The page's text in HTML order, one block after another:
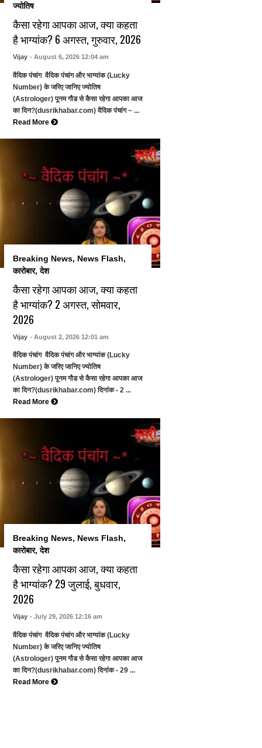
ज्योतिष
कैसा रहेगा आपका आज, क्या कहता
है भाग्यांक? 6 अगस्त, गुरुवार, 2026
Vijay - August 6, 2026 12:04 am
वैदिक पंचांग वैदिक पंचांग और भाग्यांक (Lucky
Number) के जरिए जानिए ज्योतिष
(Astrologer) पूनम गौड से कैसा रहेगा आपका आज
का दिन?(dusrikhabar.com) वैदिक पंचांग ~ ...
Read More
Breaking News, News Flash,
कारोबार,देश
कैसा रहेगा आपका आज, क्या कहता
है भाग्यांक? 2 अगस्त, सोमवार,
2026
Vijay - August 2, 2026 12:01 am
वैदिक पंचांग वैदिक पंचांग और भाग्यांक (Lucky
Number) के जरिए जानिए ज्योतिष
(Astrologer) पूनम गौड से कैसा रहेगा आपका आज
का दिन?(dusrikhabar.com) दिनांक - 2 ...
Read More
Breaking News, News Flash,
कारोबार,देश
कैसा रहेगा आपका आज, क्या कहता
है भाग्यांक? 29 जुलाई, बुधवार,
2026
Vijay - July 29, 2026 12:16 am
वैदिक पंचांग वैदिक पंचांग और भाग्यांक (Lucky
Number) के जरिए जानिए ज्योतिष
(Astrologer) पूनम गौड से कैसा रहेगा आपका आज
का दिन?(dusrikhabar.com) दिनांक - 29 ...
Read More